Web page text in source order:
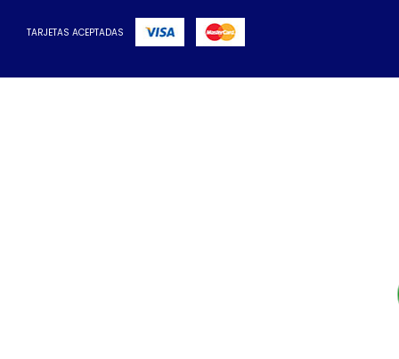
TARJETAS ACEPTADAS